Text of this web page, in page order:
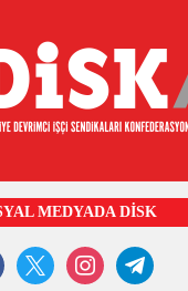
MEDYADA DİSK
x instagramtelegram